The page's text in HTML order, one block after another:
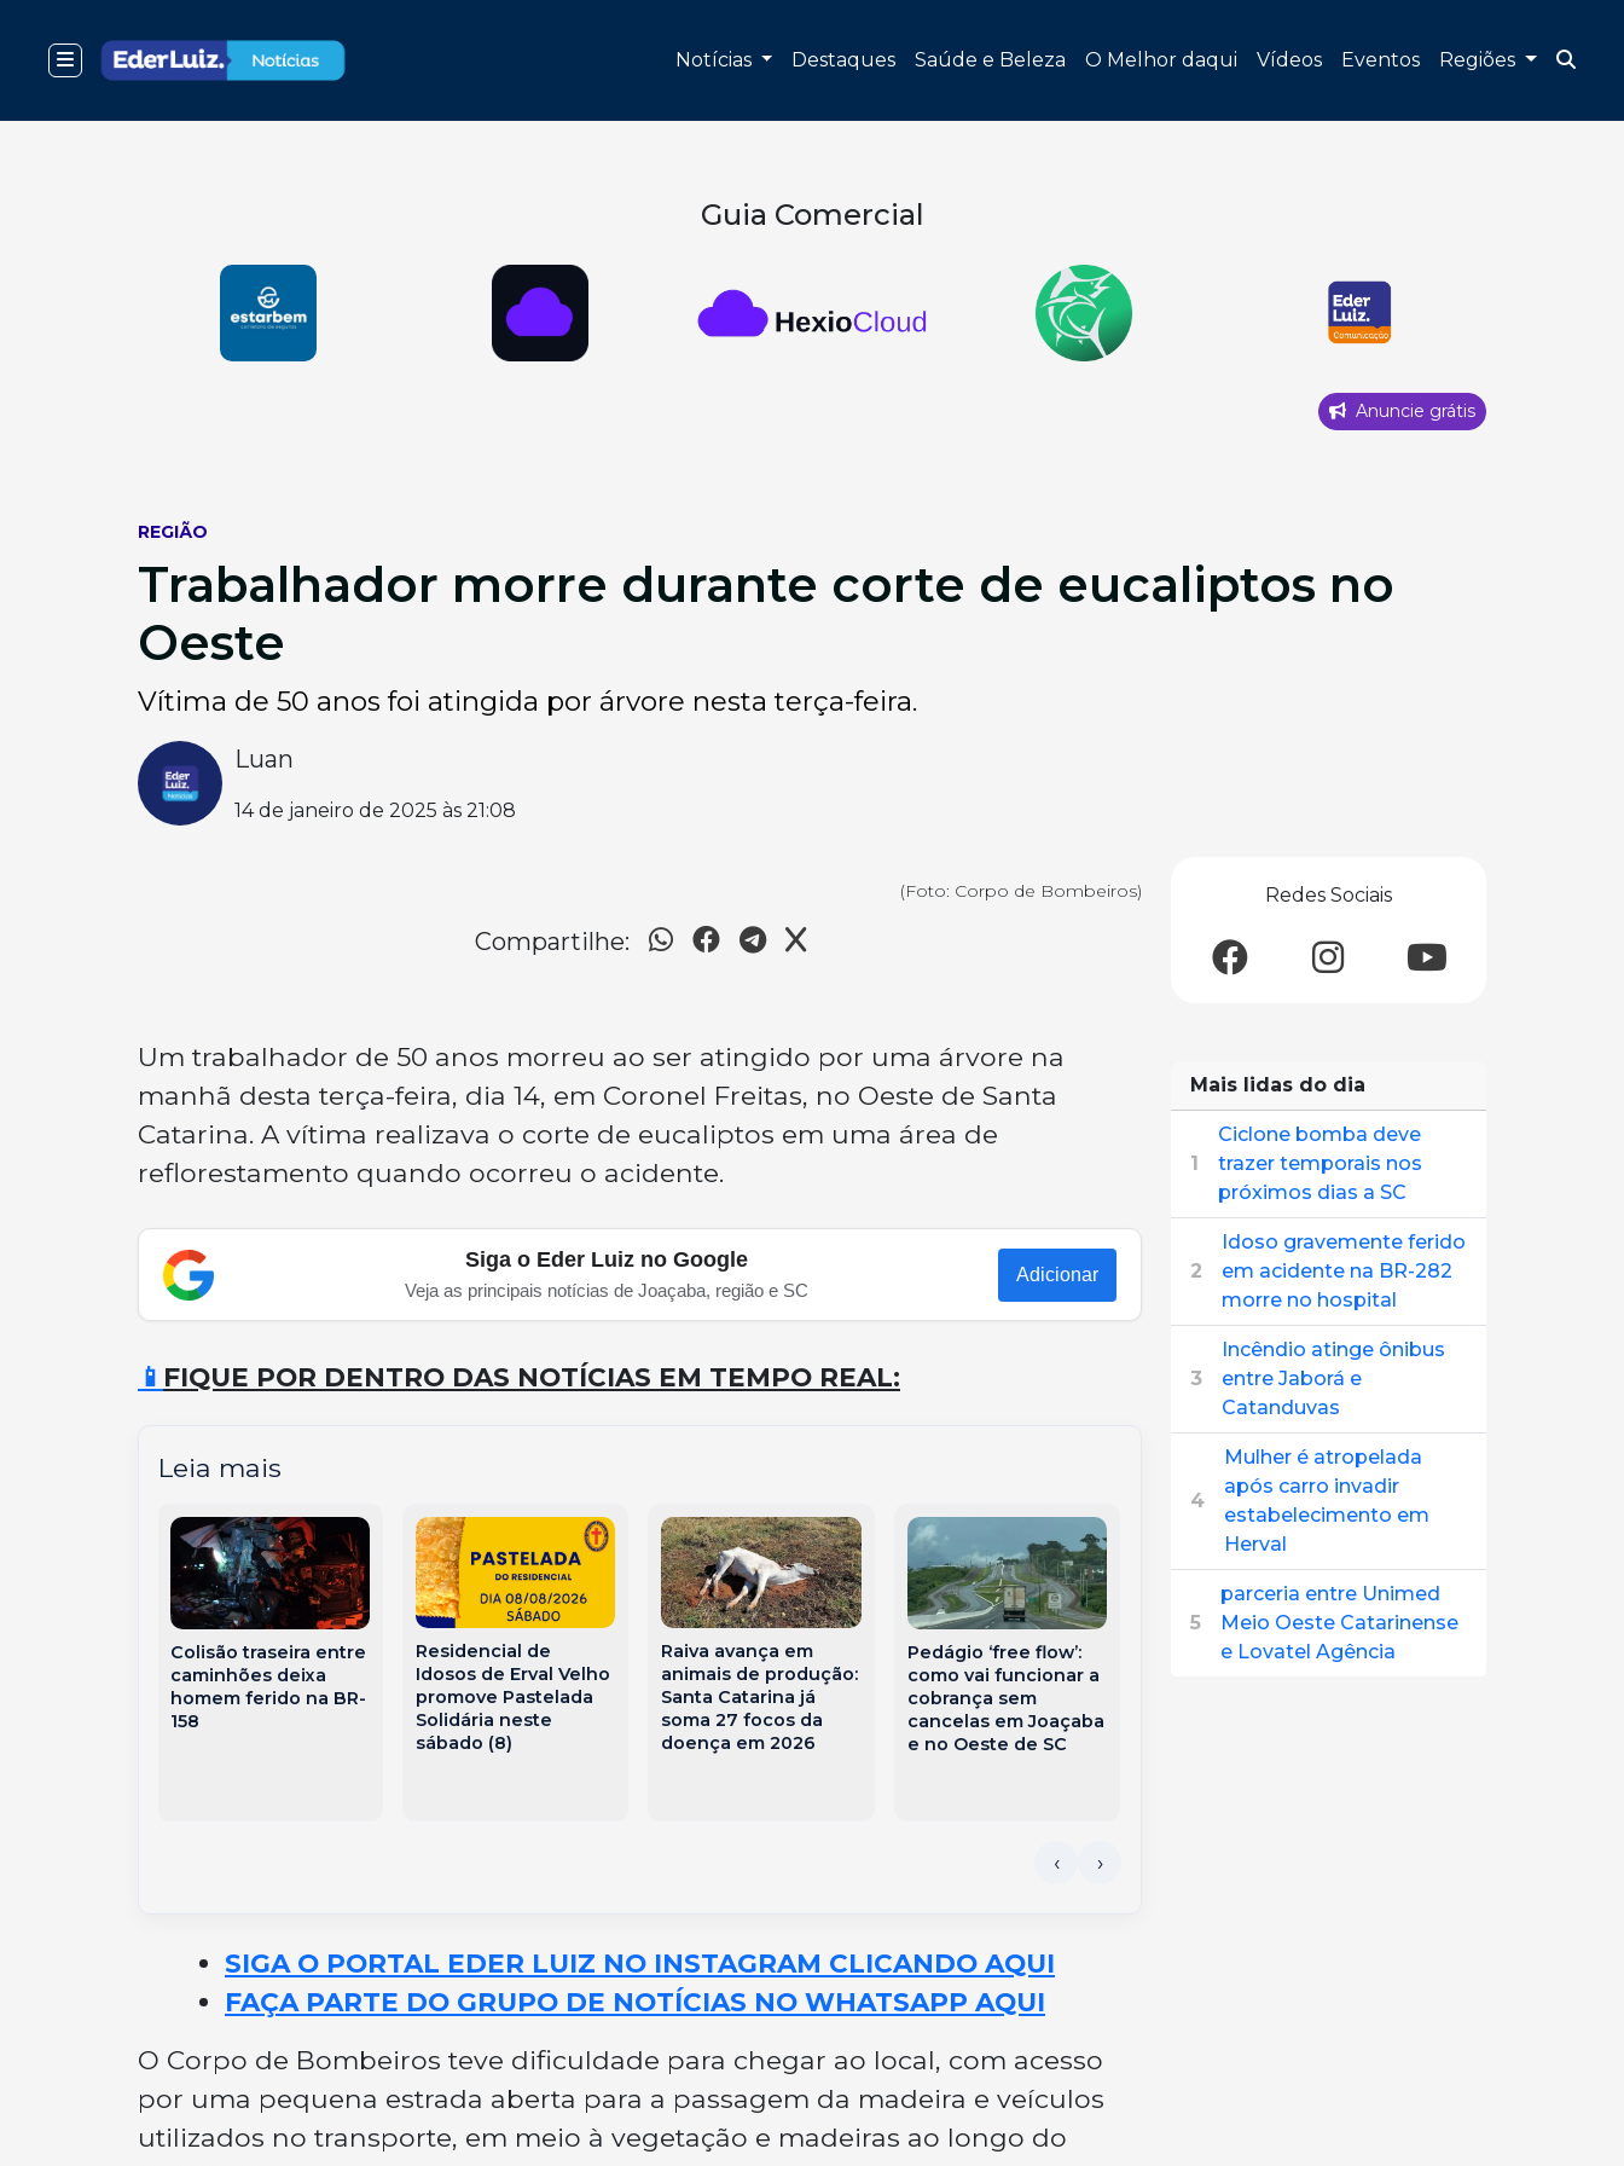
Notícias Destaques Saúde e Beleza O Melhor daqui Vídeos Eventos Regiões
Guia Comercial
Anuncie grátis
REGIÃO
Trabalhador morre durante corte de eucaliptos no
Oeste
Vítima de 50 anos foi atingida por árvore nesta terça-feira.
Luan
14 de janeiro de 2025 às 21:08
(Foto: Corpo de Bombeiros)
Compartilhe:
Um trabalhador de 50 anos morreu ao ser atingido por uma árvore na
manhã desta terça-feira, dia 14, em Coronel Freitas, no Oeste de Santa
Catarina. A vítima realizava o corte de eucaliptos em uma área de
reflorestamento quando ocorreu o acidente.
Siga o Eder Luiz no Google
Veja as principais notícias de Joaçaba, região e SC
Adicionar
📱 FIQUE POR DENTRO DAS NOTÍCIAS EM TEMPO REAL:
Leia mais
Colisão traseira entre
caminhões deixa
homem ferido na BR-
158
Residencial de
Idosos de Erval Velho
promove Pastelada
Solidária neste
sábado (8)
Raiva avança em
animais de produção:
Santa Catarina já
soma 27 focos da
doença em 2026
Pedágio ‘free flow’:
como vai funcionar a
cobrança sem
cancelas em Joaçaba
e no Oeste de SC
SIGA O PORTAL EDER LUIZ NO INSTAGRAM CLICANDO AQUI
FAÇA PARTE DO GRUPO DE NOTÍCIAS NO WHATSAPP AQUI
O Corpo de Bombeiros teve dificuldade para chegar ao local, com acesso
por uma pequena estrada aberta para a passagem da madeira e veículos
utilizados no transporte, em meio à vegetação e madeiras ao longo do
Redes Sociais
Mais lidas do dia
1
Ciclone bomba deve
trazer temporais nos
próximos dias a SC
2
Idoso gravemente ferido
em acidente na BR-282
morre no hospital
3
Incêndio atinge ônibus
entre Jaborá e
Catanduvas
4
Mulher é atropelada
após carro invadir
estabelecimento em
Herval
5
parceria entre Unimed
Meio Oeste Catarinense
e Lovatel Agência